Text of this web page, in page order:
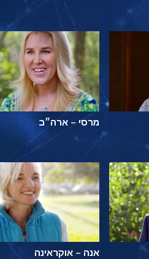
מרסי – ארה״ב
אנה – אוקראינה